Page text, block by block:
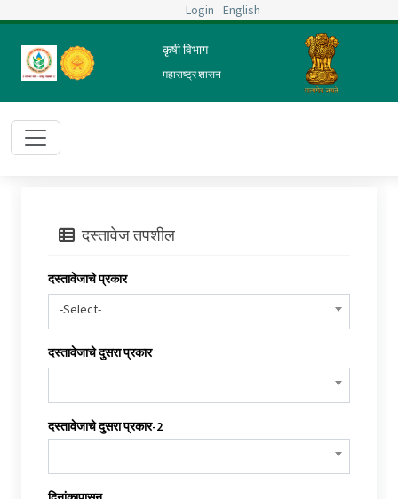
Login English
कृषी विभाग
महाराष्ट्र शासन
दस्तावेज तपशील
दस्तावेजाचे प्रकार
-Select-
दस्तावेजाचे दुसरा प्रकार
दस्तावेजाचे दुसरा प्रकार-2